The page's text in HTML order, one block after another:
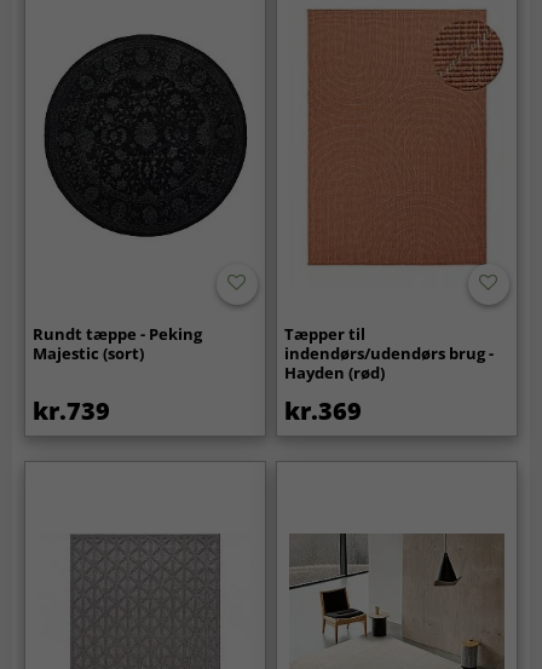
Rundt tæppe - Peking
Majestic (sort)
kr.739
Tæpper til
indendørs/udendørs brug -
Hayden (rød)
kr.369